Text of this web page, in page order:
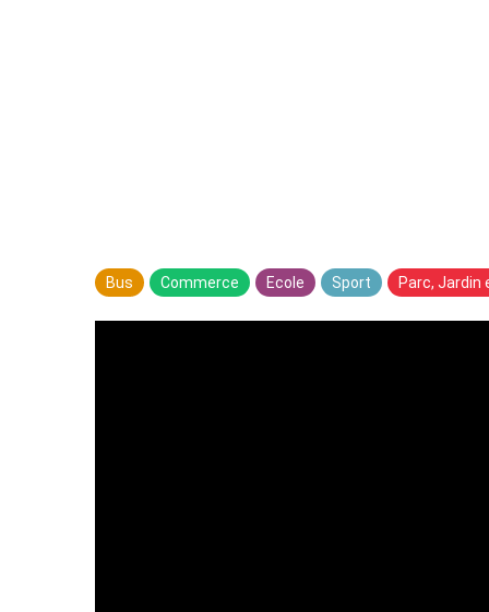
Bus Commerce Ecole Sport Parc, Jardin